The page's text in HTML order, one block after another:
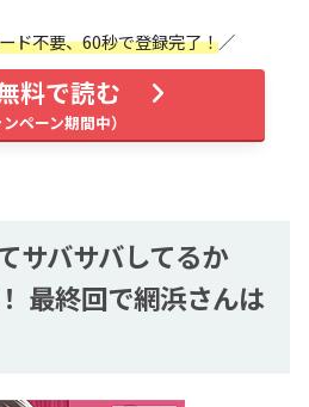
アプリ 1日1話無料
ド不要、60秒で登録完了！
料で読む
サバサバしてるか
最終回で網浜さんは